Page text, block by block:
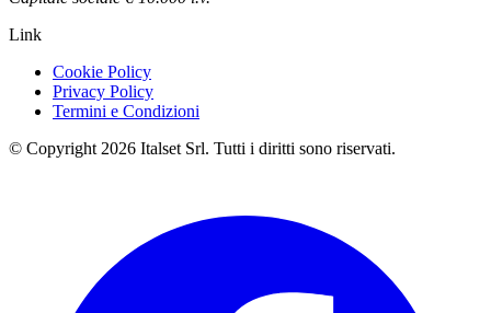
Link
Cookie Policy
Privacy Policy
Termini e Condizioni
© Copyright 2026 Italset Srl. Tutti i diritti sono riservati.